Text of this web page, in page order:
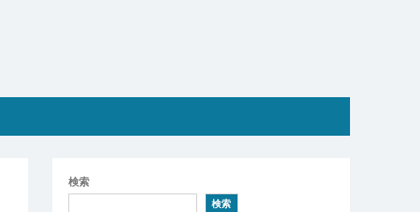
検索
検索